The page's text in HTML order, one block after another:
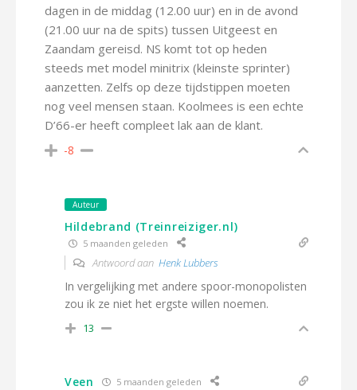
dagen in de middag (12.00 uur) en in de avond
(21.00 uur na de spits) tussen Uitgeest en
Zaandam gereisd. NS komt tot op heden
steeds met model minitrix (kleinste sprinter)
aanzetten. Zelfs op deze tijdstippen moeten
nog veel mensen staan. Koolmees is een echte
D’66-er heeft compleet lak aan de klant.
-8
Auteur
Hildebrand (Treinreiziger.nl)
5 maanden geleden
Antwoord aan Henk Lubbers
In vergelijking met andere spoor-monopolisten
zou ik ze niet het ergste willen noemen.
13
Veen 5 maanden geleden